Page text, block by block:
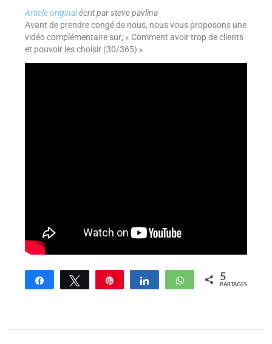
Article originalécrit par steve pavlina
Avant de prendre congé de nous, nous vous proposons une
vidéo complémentaire sur; « Comment avoir trop de clients
et pouvoir les choisir (30/365) »
Partagez Tweetez Enregistrer Partagez WhatsApp
5
PARTAGES